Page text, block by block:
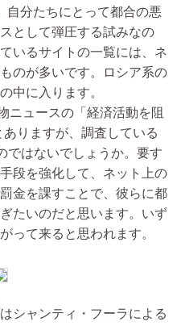
分たちにとって都合の悪
として弾圧する試みなの
いるサイトの一覧には、ネ
のが多いです。ロシア系の
中に入ります。
ニュースの「経済活動を阻
りますが、調査している
ではないでしょうか。要す
段を強化して、ネット上の
金を課すことで、彼らに都
たいのだと思います。いず
って来ると思われます。
シャンティ・フーラによる